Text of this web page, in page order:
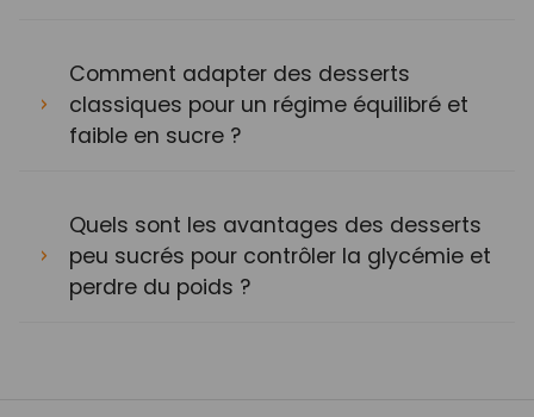
Comment adapter des desserts
classiques pour un régime équilibré et
faible en sucre ?
Quels sont les avantages des desserts
peu sucrés pour contrôler la glycémie et
perdre du poids ?